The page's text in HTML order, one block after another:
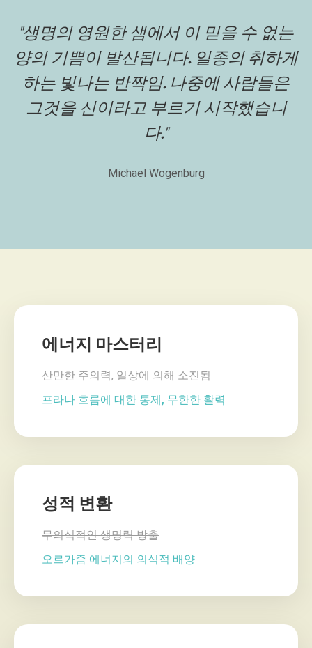
"생명의 영원한 샘에서 이 믿을 수 없는
양의 기쁨이 발산됩니다. 일종의 취하게
하는 빛나는 반짝임. 나중에 사람들은
그것을 신이라고 부르기 시작했습니
다."
Michael Wogenburg
에너지 마스터리
산만한 주의력, 일상에 의해 소진됨
프라나 흐름에 대한 통제, 무한한 활력
성적 변환
무의식적인 생명력 방출
오르가즘 에너지의 의식적 배양